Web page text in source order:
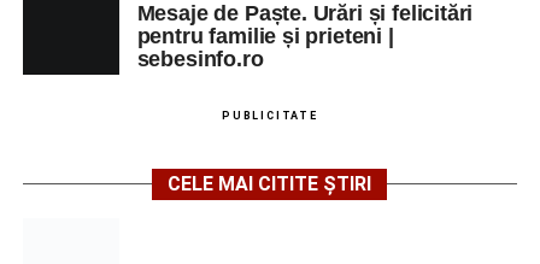
Mesaje de Paște. Urări și felicitări
pentru familie și prieteni |
sebesinfo.ro
PUBLICITATE
CELE MAI CITITE ȘTIRI